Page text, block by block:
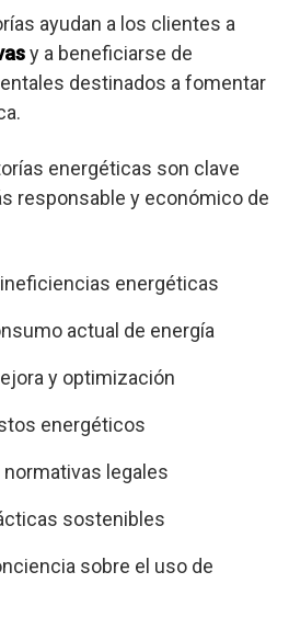
ayudan a los clientes a
y a beneficiarse de
destinados a fomentar
energéticas son clave
responsable y económico de
energéticas
actual de energía
y optimización
energéticos
legales
sostenibles
sobre el uso de